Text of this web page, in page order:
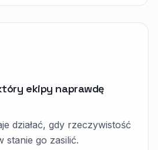
ekipy naprawdę
działać, gdy rzeczywistość
stanie go zasilić.